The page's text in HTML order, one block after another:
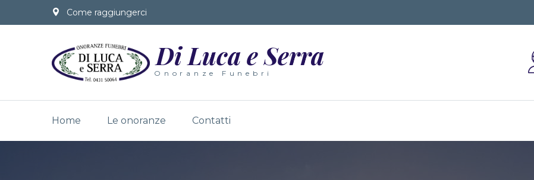
Come raggiungerci
Di Luca e Serra
Onoranze Funebri
Home Le onoranze Contatti